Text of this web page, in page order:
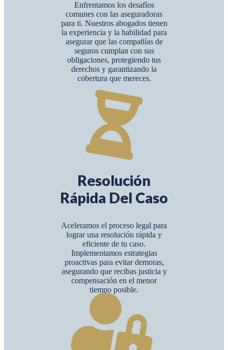
Enfrentamos los desafíos
comunes con las aseguradoras
para ti. Nuestros abogados tienen
la experiencia y la habilidad para
asegurar que las compañías de
seguros cumplan con sus
obligaciones, protegiendo tus
derechos y garantizando la
cobertura que mereces.
Resolución
Rápida Del Caso
Aceleramos el proceso legal para
lograr una resolución rápida y
eficiente de tu caso.
Implementamos estrategias
proactivas para evitar demoras,
asegurando que recibas justicia y
compensación en el menor
tiempo posible.